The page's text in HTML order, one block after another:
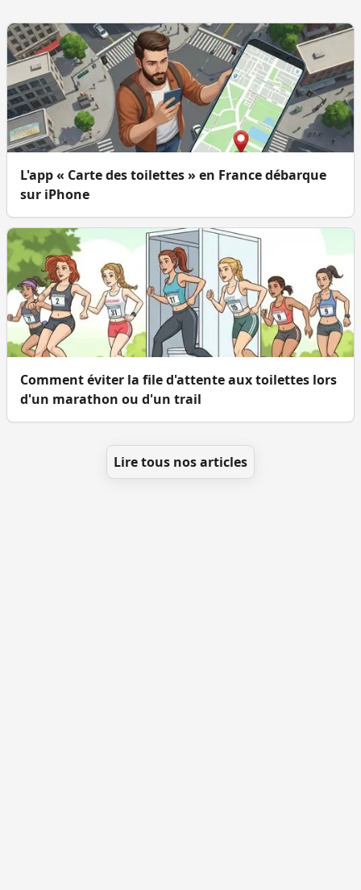
L'app « Carte des toilettes » en France débarque
sur iPhone
Comment éviter la file d'attente aux toilettes lors
d'un marathon ou d'un trail
Lire tous nos articles